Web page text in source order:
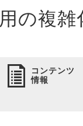
用の複雑
コンテンツ
情報